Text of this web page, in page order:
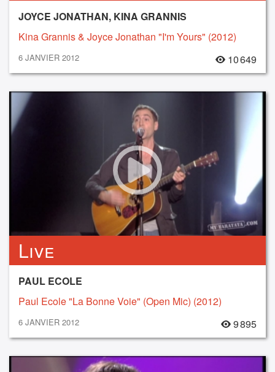
JOYCE JONATHAN, KINA GRANNIS
Kina Grannis & Joyce Jonathan "I'm Yours" (2012)
6 JANVIER 2012 10 649
Live
PAUL ECOLE
Paul Ecole "La Bonne Voie" (Open Mic) (2012)
6 JANVIER 2012 9 895